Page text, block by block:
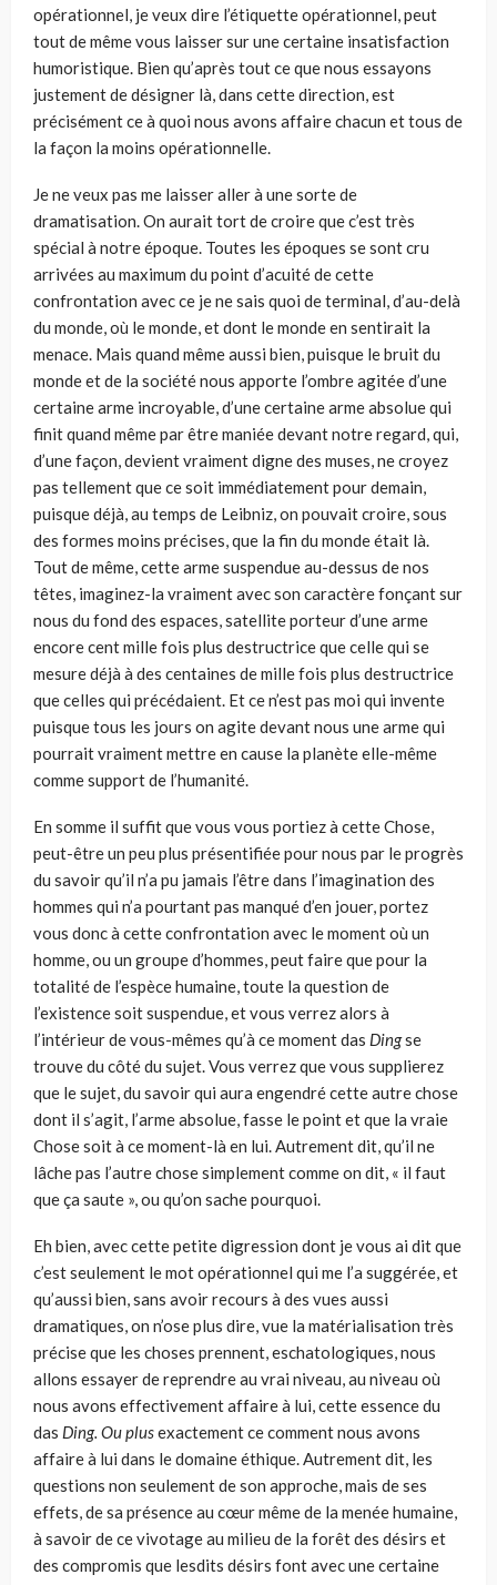
opérationnel, je veux dire l’étiquette opérationnel, peut
tout de même vous laisser sur une certaine insatisfaction
humoris­tique. Bien qu’après tout ce que nous essayons
justement de désigner là, dans cette direction, est
précisément ce à quoi nous avons affaire chacun et tous de
la façon la moins opérationnelle.
Je ne veux pas me laisser aller à une sorte de
dramatisation. On aurait tort de croire que c’est très
spécial à notre époque. Toutes les époques se sont cru
arrivées au maximum du point d’acuité de cette
confrontation avec ce je ne sais quoi de terminal, d’au-delà
du monde, où le monde, et dont le monde en sentirait la
menace. Mais quand même aussi bien, puisque le bruit du
monde et de la société nous apporte l’ombre agitée d’une
certaine arme incroyable, d’une certaine arme absolue qui
finit quand même par être maniée devant notre regard, qui,
d’une façon, devient vraiment digne des muses, ne croyez
pas tellement que ce soit immédiatement pour demain,
puisque déjà, au temps de Leibniz, on pou­vait croire, sous
des formes moins précises, que la fin du monde était là.
Tout de même, cette arme suspendue au-dessus de nos
têtes, imaginez-la vraiment avec son caractère fonçant sur
nous du fond des espaces, satel­lite porteur d’une arme
encore cent mille fois plus destructrice que celle qui se
mesure déjà à des centaines de mille fois plus destructrice
que celles qui précédaient. Et ce n’est pas moi qui invente
puisque tous les jours on agite devant nous une arme qui
pourrait vraiment mettre en cause la pla­nète elle-même
comme support de l’humanité.
En somme il suffit que vous vous portiez à cette Chose,
peut-être un peu plus présentifiée pour nous par le progrès
du savoir qu’il n’a pu jamais l’être dans l’imagination des
hommes qui n’a pourtant pas manqué d’en jouer, portez
vous donc à cette confrontation avec le moment où un
homme, ou un groupe d’hommes, peut faire que pour la
totalité de l’es­pèce humaine, toute la question de
l’existence soit suspendue, et vous verrez alors à
l’intérieur de vous-mêmes qu’à ce moment das Dingse
trouve du côté du sujet. Vous verrez que vous supplierez
que le sujet, du savoir qui aura engendré cette autre chose
dont il s’agit, l’arme absolue, fasse le point et que la vraie
Chose soit à ce moment-là en lui. Autrement dit, qu’il ne
lâche pas l’autre chose simplement comme on dit, « il faut
que ça saute », ou qu’on sache pourquoi.
Eh bien, avec cette petite digression dont je vous ai dit que
c’est seule­ment le mot opérationnel qui me l’a suggérée, et
qu’aussi bien, sans avoir recours à des vues aussi
dramatiques, on n’ose plus dire, vue la matériali­sation très
précise que les choses prennent, eschatologiques, nous
allons essayer de reprendre au vrai niveau, au niveau où
nous avons effective­ment affaire à lui, cette essence du
das Ding. Ou plusexactement ce com­ment nous avons
affaire à lui dans le domaine éthique. Autrement dit, les
questions non seulement de son approche, mais de ses
effets, de sa pré­sence au cœur même de la menée humaine,
à savoir de ce vivotage au milieu de la forêt des désirs et
des compromis que lesdits désirs font avec une certaine